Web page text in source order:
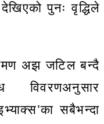
पुनः वृद्धिले
अझ जटिल बन्दै
सबैभन्दा